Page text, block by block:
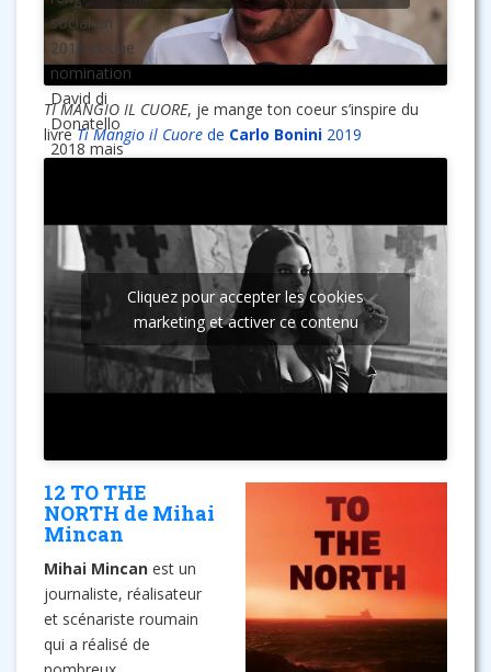
social en
2018 et une
nomination
David di
Donatello
2018 mais
Globo d’Oro
pour son film
TI MANGIO IL CUORE, je mange ton coeur s’inspire du
livreTi Mangio il Cuore de Carlo Bonini 2019
Cliquez pour accepter les cookies
marketing et activer ce contenu
12 TO THE
NORTH de Mihai
Mincan
Mihai Mincan est un
journaliste, réalisateur
et scénariste roumain
qui a réalisé de